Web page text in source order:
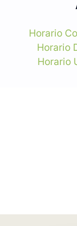
Horario
Horario
Horario